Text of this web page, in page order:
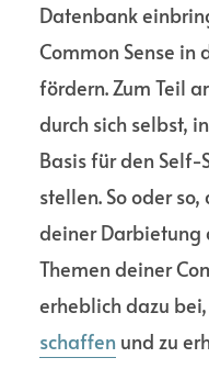
Datenbank
Common Sense in
fördern. Zum Teil
durch sich selbst,
Basis für den Self-
stellen. So oder
deiner Darbie­tung
Themen deiner
erheb­lich dazu bei,
schaffen und zu